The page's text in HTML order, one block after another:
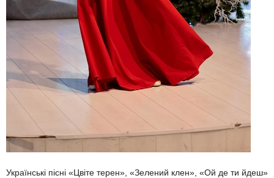
Українські пісні «Цвіте терен», «Зелений клен», «Ой де ти йдеш»